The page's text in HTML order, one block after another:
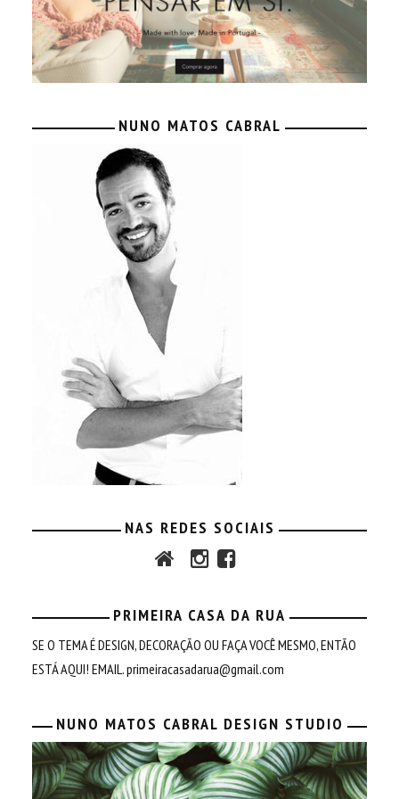
NUNO MATOS CABRAL
NAS REDES SOCIAIS
PRIMEIRA CASA DA RUA
SE O TEMA É DESIGN, DECORAÇÃO OU FAÇA VOCÊ MESMO, ENTÃO
ESTÁ AQUI! EMAIL.primeiracasadarua@gmail.com
NUNO MATOS CABRAL DESIGN STUDIO